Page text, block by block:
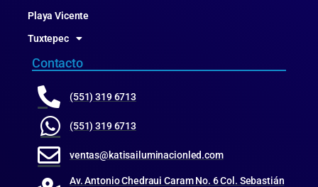
Playa Vicente
Tuxtepec
Contacto
(551) 319 6713
(551) 319 6713
ventas@katisailuminacionled.com
Av. Antonio Chedraui Caram No. 6 Col. Sebastián